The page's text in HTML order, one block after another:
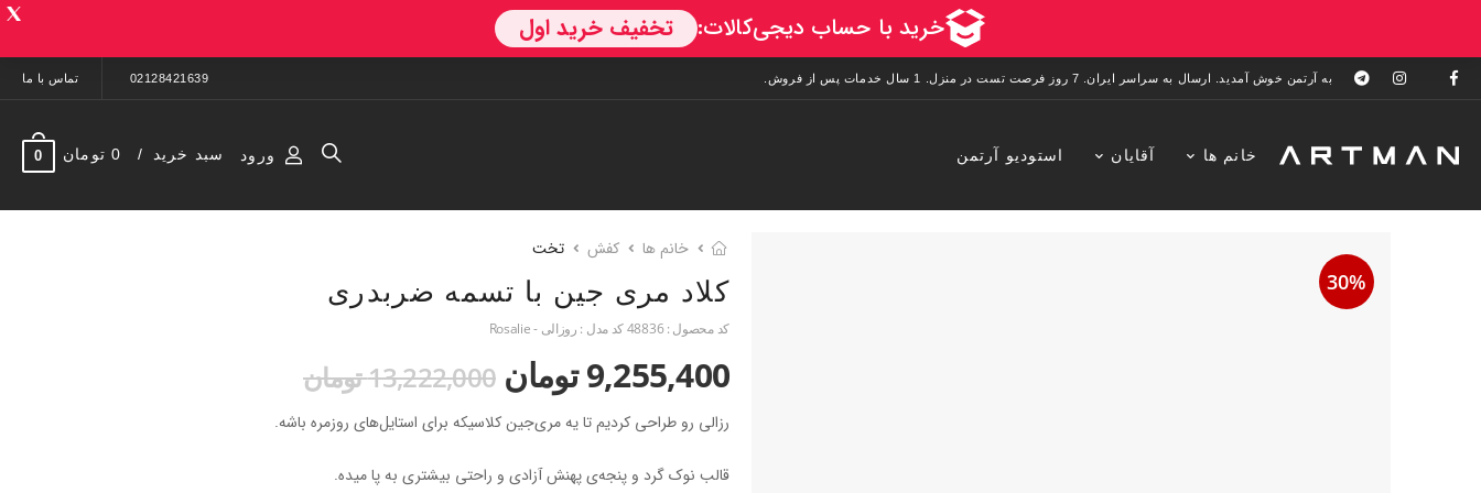
به آرتمن خوش آمدید. ارسال به سراسر ایران. 7 روز فرصت تست در منزل. 1 سال خدمات پس از فروش. 02128421639 تماس با ما
خانم ها آقایان استودیو آرتمن ورود سبد خرید 0 تومان 0
30%
خانم ها کفش تخت
کلاد مری جین با تسمه ضربدری
کد محصول : 48836کد مدل : روزالی - Rosalie
9,255,400 تومان 13,222,000 تومان
رزالی رو طراحی کردیم تا یه مری‌جین کلاسیکه برای استایل‌های روزمره باشه.
قالب نوک گرد و پنجه‌ی پهنش آزادی و راحتی بیشتری به پا میده.